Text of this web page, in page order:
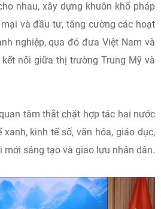
nhau, xây dựng khuôn khổ pháp
và đầu tư, tăng cường các hoạt
nghiệp, qua đó đưa Việt Nam và
nối giữa thị trường Trung Mỹ và
tâm thắt chặt hợp tác hai nước
kinh tế số, văn hóa, giáo dục,
mới sáng tạo và giao lưu nhân dân.